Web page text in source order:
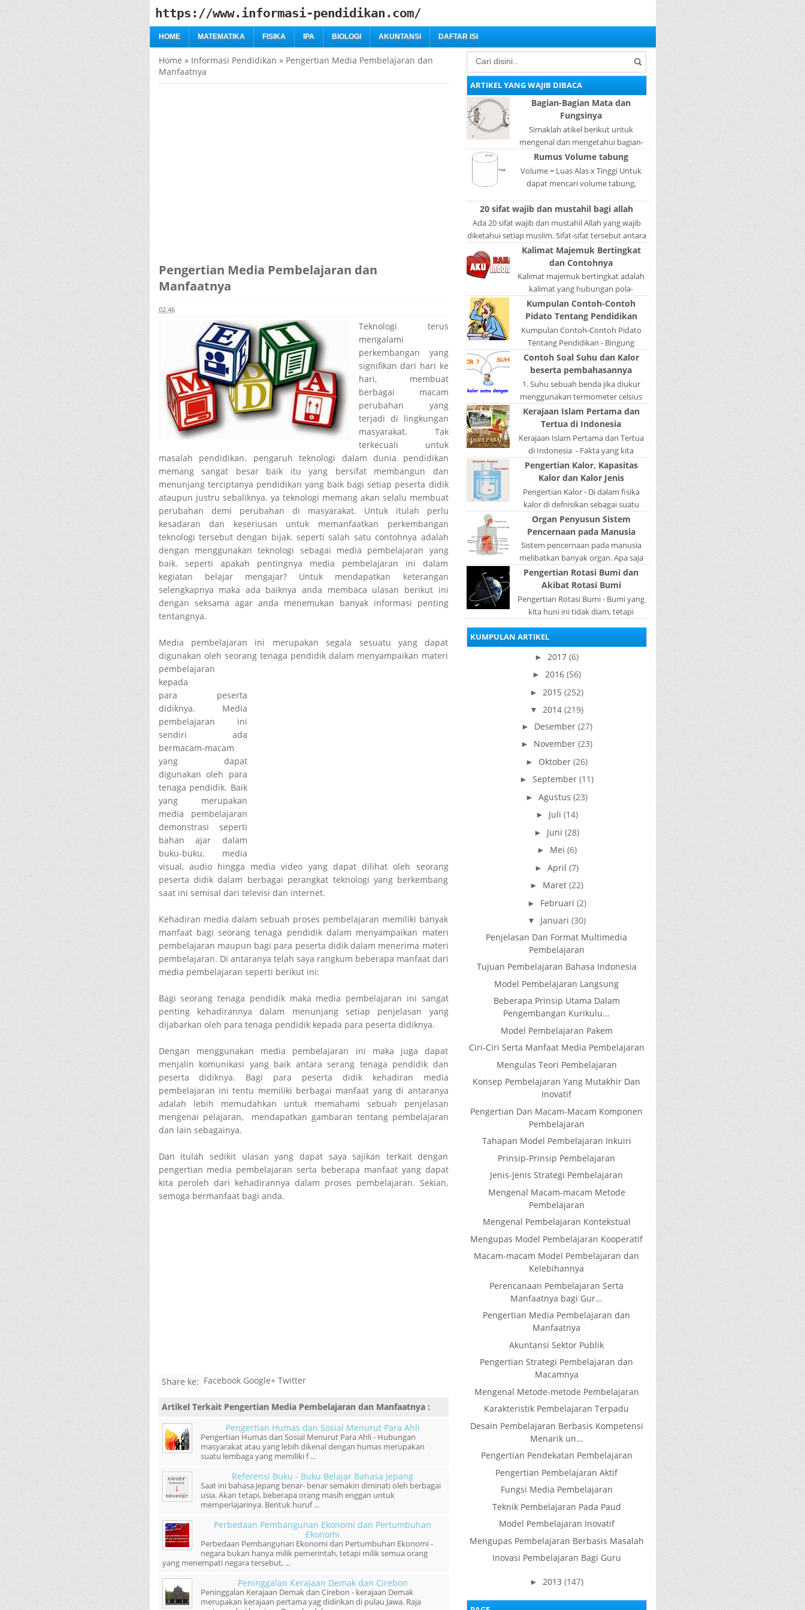
https://www.informasi-pendidikan.com/
HOME MATEMATIKA FISIKA IPA BIOLOGI AKUNTANSI DAFTAR ISI
Home » Informasi Pendidikan » Pengertian Media Pembelajaran dan
Manfaatnya
Pengertian Media Pembelajaran dan
Manfaatnya
02.46
Teknologi terus
mengalami
perkembangan yang
signifikan dari hari ke
hari, membuat
berbagai macam
perubahan yang
terjadi di lingkungan
masyarakat. Tak
terkecuali untuk
masalah pendidikan. pengaruh teknologi dalam dunia pendidikan
memang sangat besar baik itu yang bersifat membangun dan
menunjang terciptanya pendidikan yang baik bagi setiap peserta didik
ataupun justru sebaliknya. ya teknologi memang akan selalu membuat
perubahan demi perubahan di masyarakat. Untuk itulah perlu
kesadaran dan keseriusan untuk memanfaatkan perkembangan
teknologi tersebut dengan bijak. seperti salah satu contohnya adalah
dengan menggunakan teknologi sebagai media pembelajaran yang
baik. seperti apakah pentingnya media pembelajaran ini dalam
kegiatan belajar mengajar? Untuk mendapatkan keterangan
selengkapnya maka ada baiknya anda membaca ulasan berikut ini
dengan seksama agar anda menemukan banyak informasi penting
tentangnya.
Media pembelajaran ini merupakan segala sesuatu yang dapat
digunakan oleh seorang tenaga pendidik dalam menyampaikan materi
pembelajaran
kepada
para peserta
didiknya. Media
pembelajaran ini
sendiri ada
bermacam-macam
yang dapat
digunakan oleh para
tenaga pendidik. Baik
yang merupakan
media pembelajaran
demonstrasi seperti
bahan ajar dalam
buku-buku, media
visual, audio hingga media video yang dapat dilihat oleh seorang
peserta didik dalam berbagai perangkat teknologi yang berkembang
saat ini semisal dari televisi dan internet.
Kehadiran media dalam sebuah proses pembelajaran memiliki banyak
manfaat bagi seorang tenaga pendidik dalam menyampaikan materi
pembelajaran maupun bagi para peserta didik dalam menerima materi
pembelajaran. Di antaranya telah saya rangkum beberapa manfaat dari
media pembelajaran seperti berikut ini:
Bagi seorang tenaga pendidik maka media pembelajaran ini sangat
penting kehadirannya dalam menunjang setiap penjelasan yang
dijabarkan oleh para tenaga pendidik kepada para peserta didiknya.
Dengan menggunakan media pembelajaran ini maka juga dapat
menjalin komunikasi yang baik antara serang tenaga pendidik dan
peserta didiknya. Bagi para peserta didik kehadiran media
pembelajaran ini tentu memiliki berbagai manfaat yang di antaranya
adalah lebih memudahkan untuk memahami sebuah penjelasan
mengenai pelajaran, mendapatkan gambaran tentang pembelajaran
dan lain sebagainya.
Dan itulah sedikit ulasan yang dapat saya sajikan terkait dengan
pengertian media pembelajaran serta beberapa manfaat yang dapat
kita peroleh dari kehadirannya dalam proses pembelajaran. Sekian,
semoga bermanfaat bagi anda.
Share ke: Facebook Google+ Twitter
Artikel Terkait Pengertian Media Pembelajaran dan Manfaatnya:
Pengertian Humas dan Sosial Menurut Para Ahli
Pengertian Humas dan Sosial Menurut Para Ahli - Hubungan
masyarakat atau yang lebih dikenal dengan humas merupakan
suatu lembaga yang memiliki f ...
Referensi Buku - Buku Belajar Bahasa Jepang
Saat ini bahasa Jepang benar- benar semakin diminati oleh berbagai
usia. Akan tetapi, beberapa orang masih enggan untuk
memperlajarinya. Bentuk huruf ...
Perbedaan Pembangunan Ekonomi dan Pertumbuhan
Ekonomi
Perbedaan Pembangunan Ekonomi dan Pertumbuhan Ekonomi -
negara bukan hanya milik pemerintah, tetapi milik semua orang
yang menempati negara tersebut, ...
Peninggalan Kerajaan Demak dan Cirebon
Peninggalan Kerajaan Demak dan Cirebon - kerajaan Demak
merupakan kerajaan pertama yag didirikan di pulau Jawa. Raja
ARTIKEL YANG WAJIB DIBACA
Bagian-Bagian Mata dan
Fungsinya
Simaklah atikel berikut untuk
mengenal dan mengetahui bagian-
bagian mata dan fungsinya. Mata
adalah bagian yang sangat penting,
karena mer...
Rumus Volume tabung
Volume = Luas Alas x Tinggi Untuk
dapat mencari volume tabung,
lakukan adalah mencari luas
lingkaran tabun...
20 sifat wajib dan mustahil bagi allah
Ada 20 sifat wajib dan mustahil Allah yang wajib
diketahui setiap muslim. Sifat-sifat tersebut antara
lain: Sifat Wajib Tulisan A...
Kalimat Majemuk Bertingkat
dan Contohnya
Kalimat majemuk bertingkat adalah
kalimat yang hubungan pola-
polanya tidak sederajat. Salah satu
pola menduduki sebagai induk
kalimat, se...
Kumpulan Contoh-Contoh
Pidato Tentang Pendidikan
Kumpulan Contoh-Contoh Pidato
Tentang Pendidikan - Bingung
ngerjain tugas bikin pidato sekolah?
Atau sedang nyari kumpulan
contoh-contoh ...
Contoh Soal Suhu dan Kalor
beserta pembahasannya
1. Suhu sebuah benda jika diukur
menggunakan termometer celsius
akan bernilai 45. Berapa nilai yang
ditunjukkan oleh termometer
Reamur, ...
Kerajaan Islam Pertama dan
Tertua di Indonesia
Kerajaan Islam Pertama dan Tertua
di Indonesia - Fakta yang kita
ketahui selama ini bahwa kerajaan
Samudera Pasai merupakan
kerajaan ...
Pengertian Kalor, Kapasitas
Kalor dan Kalor Jenis
Pengertian Kalor - Di dalam fisika
kalor di defnisikan sebagai suatu
bentuk energi yang dapat berpindah
atau mengalir dari benda yang ...
Organ Penyusun Sistem
Pencernaan pada Manusia
Sistem pencernaan pada manusia
melibatkan banyak organ. Apa saja
organ penyusun sistem pencernaan
pada manusia ? Organ penyusun
sistem p...
Pengertian Rotasi Bumi dan
Akibat Rotasi Bumi
Pengertian Rotasi Bumi - Bumi yang
kita huni ini tidak diam, tetapi
disebut rotasi bumi. Waktu yang
diperlukan...
KUMPULAN ARTIKEL
► 2017 (6)
► 2016 (56)
► 2015 (252)
▼ 2014 (219)
► Desember (27)
► November (23)
► Oktober (26)
► September (11)
► Agustus (23)
► Juli (14)
► Juni (28)
► Mei (6)
► April (7)
► Maret (22)
► Februari (2)
▼ Januari (30)
Penjelasan Dan Format Multimedia
Pembelajaran
Tujuan Pembelajaran Bahasa Indonesia
Model Pembelajaran Langsung
Beberapa Prinsip Utama Dalam
Pengembangan Kurikulu...
Model Pembelajaran Pakem
Ciri-Ciri Serta Manfaat Media Pembelajaran
Mengulas Teori Pembelajaran
Konsep Pembelajaran Yang Mutakhir Dan
Inovatif
Pengertian Dan Macam-Macam Komponen
Pembelajaran
Tahapan Model Pembelajaran Inkuiri
Prinsip-Prinsip Pembelajaran
Jenis-Jenis Strategi Pembelajaran
Mengenal Macam-macam Metode
Pembelajaran
Mengenal Pembelajaran Kontekstual
Mengupas Model Pembelajaran Kooperatif
Macam-macam Model Pembelajaran dan
Kelebihannya
Perencanaan Pembelajaran Serta
Manfaatnya bagi Gur...
Pengertian Media Pembelajaran dan
Manfaatnya
Akuntansi Sektor Publik
Pengertian Strategi Pembelajaran dan
Macamnya
Mengenal Metode-metode Pembelajaran
Karakteristik Pembelajaran Terpadu
Desain Pembelajaran Berbasis Kompetensi
Menarik un...
Pengertian Pendekatan Pembelajaran
Pengertian Pembelajaran Aktif
Fungsi Media Pembelajaran
Teknik Pembelajaran Pada Paud
Model Pembelajaran Inovatif
Mengupas Pembelajaran Berbasis Masalah
Inovasi Pembelajaran Bagi Guru
► 2013 (147)